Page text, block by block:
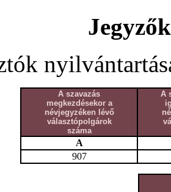
A szavazás
megkezdésekor a
névjegyzéken lévő
választópolgárok
száma
A
A
907